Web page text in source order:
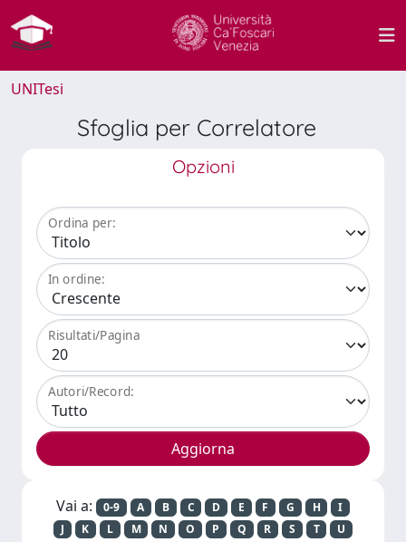
UNITesi
Sfoglia per Correlatore
Opzioni
Ordina per:
In ordine:
Risultati/Pagina
Autori/Record:
Vai a: 0-9 A B C D E F G H
I
J
K L M N O P Q R S T
U